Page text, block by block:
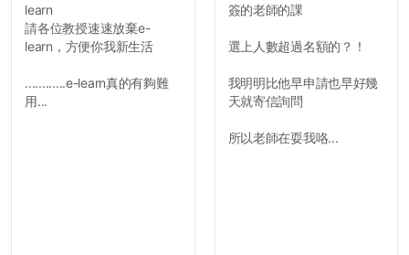
learn
請各位教授速速放棄e-
learn，方便你我新生活
............e-learn真的有夠難
用...
簽的老師的課
選上人數超過名額的？！
我明明比他早申請也早好幾
天就寄信詢問
所以老師在耍我咯...